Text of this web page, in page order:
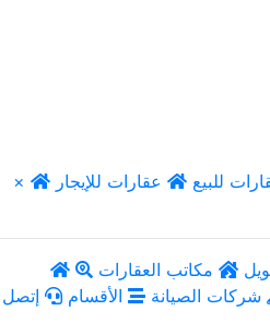
× للبيع
عقارات للإيجار
مكاتب العقارات
شركات الصيانة الأقسام
إتصل